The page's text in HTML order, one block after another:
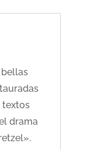
bellas
textos
drama